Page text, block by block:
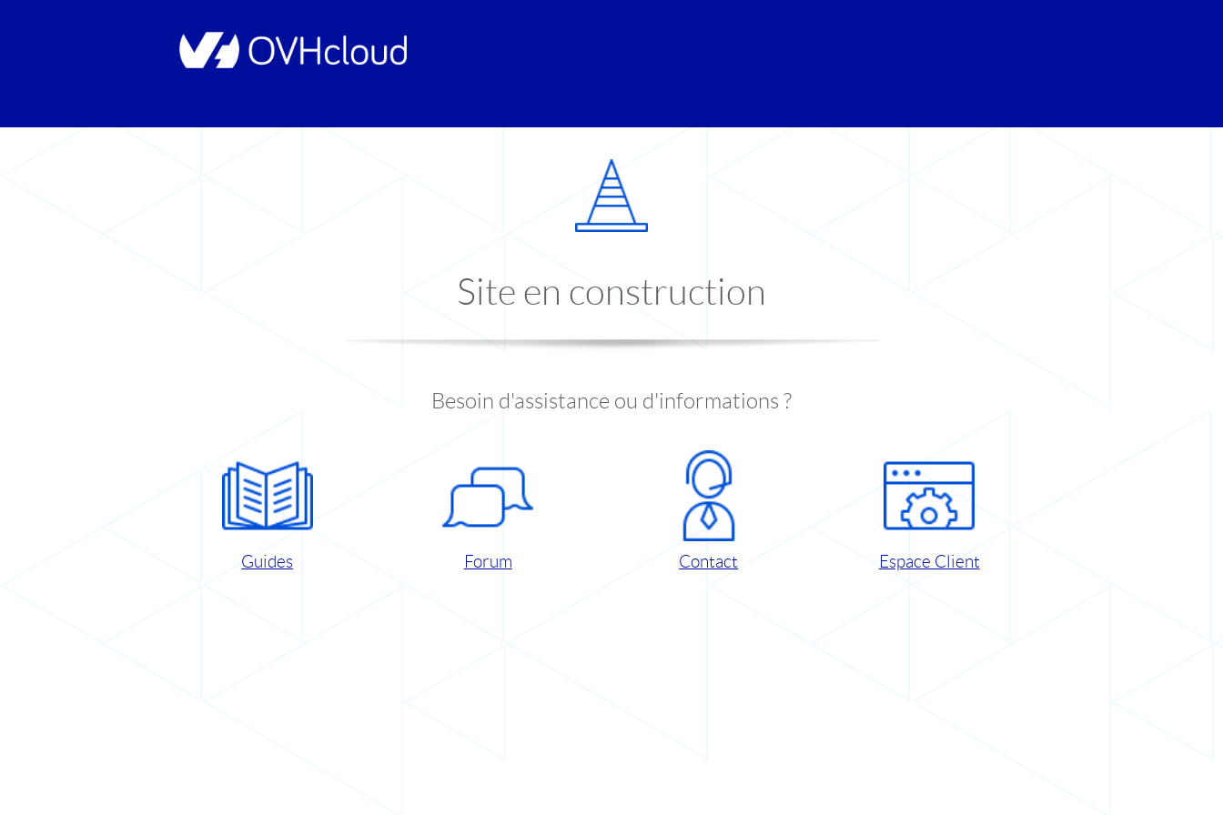
Site en construction
Besoin d'assistance ou d'informations ?
Guides Forum Contact Espace Client